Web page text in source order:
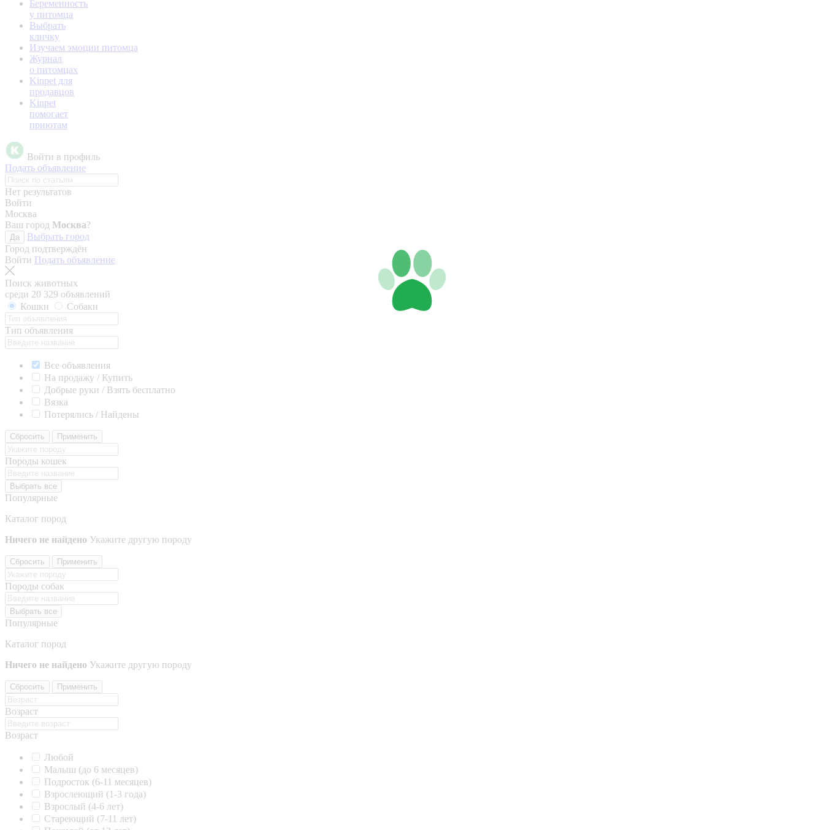
Беременность
у питомца
Выбрать
кличку
Изучаем эмоции питомца
Журнал
о питомцах
Kinpet для
продавцов
Kinpet
помогает
приютам
Войти в профиль
Подать объявление
Нет результатов
Войти
Москва
Ваш город Москва?
Да
Выбрать город
Город подтверждён
Войти Подать объявление
Поиск животных
среди 20 329 объявлений
Кошки
Собаки
Тип объявления
Все объявления
На продажу / Купить
Добрые руки / Взять бесплатно
Вязка
Потерялись / Найдены
Сбросить Применить
Породы кошек
Выбрать все
Популярные
Каталог пород
Ничего не найдено Укажите другую породу
Сбросить Применить
Породы собак
Выбрать все
Популярные
Каталог пород
Ничего не найдено Укажите другую породу
Сбросить Применить
Возраст
Возраст
Любой
Малыш (до 6 месяцев)
Подросток (6-11 месяцев)
Взрослеющий (1-3 года)
Взрослый (4-6 лет)
Стареющий (7-11 лет)